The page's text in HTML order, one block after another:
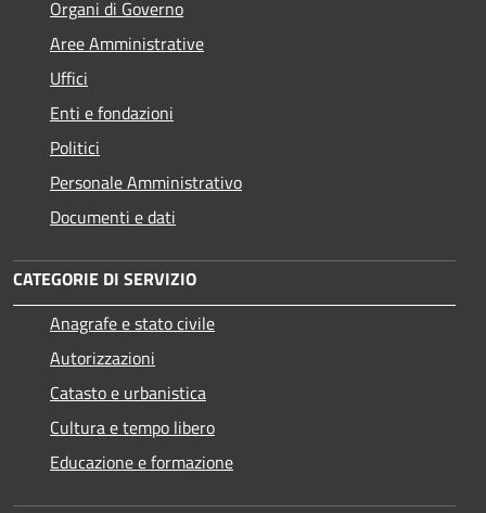
Organi di Governo
Aree Amministrative
Uffici
Enti e fondazioni
Politici
Personale Amministrativo
Documenti e dati
CATEGORIE DI SERVIZIO
Anagrafe e stato civile
Autorizzazioni
Catasto e urbanistica
Cultura e tempo libero
Educazione e formazione